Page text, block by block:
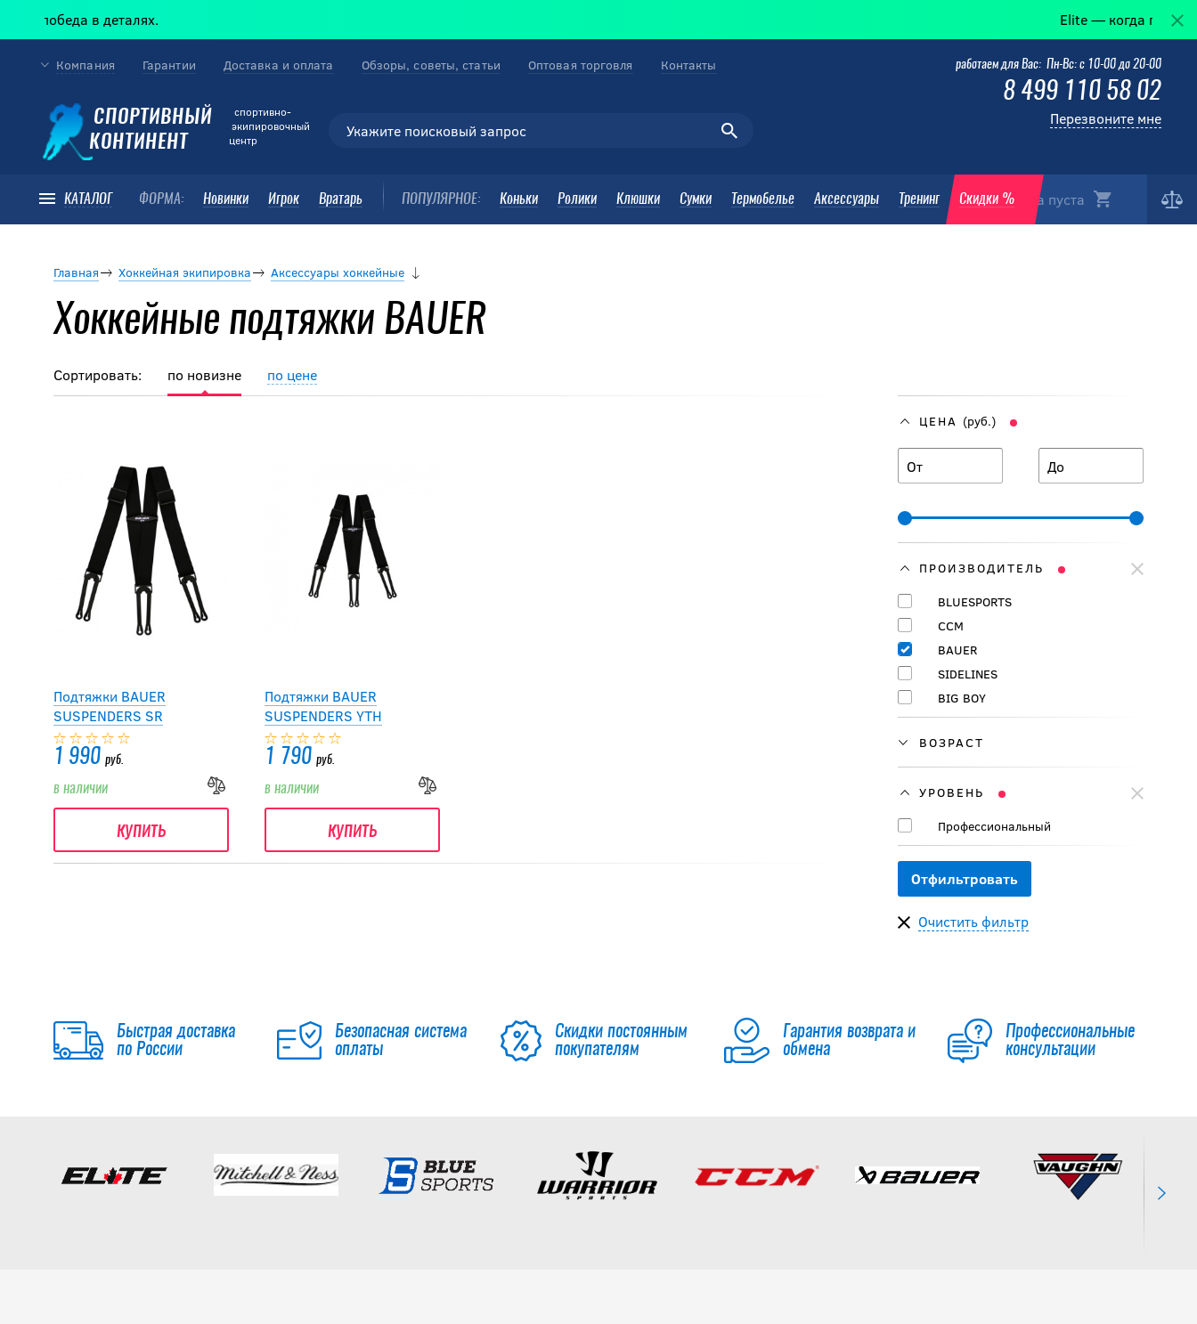
в деталях. Elite — когда победа в
СПОРТИВНЫЙ
КОНТИНЕНТ
cпортивно-
экипировочный
центр
Корзина пуста
КАТАЛОГ ФОРМА: Новинки Игрок Вратарь ПОПУЛЯРНОЕ: Коньки Ролики Клюшки Сумки Термобелье Аксессуары Тренинг Скидки %
Компания Гарантии Доставка и оплата Обзоры, советы, статьи Оптовая торговля Контакты работаем для Вас: Пн-Вс: с 10-00 до 20-00
8 499 110 58 02
Перезвоните мне
Главная Хоккейная экипировка Аксессуары хоккейные
Хоккейные подтяжки BAUER
ЦЕНА (руб.)
От До
ПРОИЗВОДИТЕЛЬ
BLUESPORTS
CCM
BAUER
SIDELINES
BIG BOY
ВОЗРАСТ
УРОВЕНЬ
Профессиональный
Очистить фильтр
Сортировать: по новизне по цене
Подтяжки BAUER
SUSPENDERS SR
1 990 руб.
в наличии
купить
Подтяжки BAUER
SUSPENDERS YTH
1 790 руб.
в наличии
купить
Быстрая доставка
по России
Безопасная система
оплаты
Скидки постоянным
покупателям
Гарантия возврата и
обмена
Профессиональные
консультации